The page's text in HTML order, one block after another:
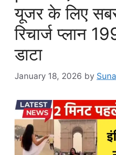
यूजर के लिए
रिचार्ज प्लान
डाटा
January 18, 2026 by